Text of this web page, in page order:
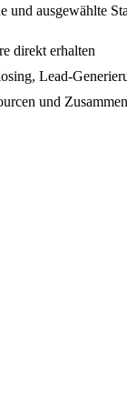
und ausgewählte
direkt erhalten
Lead-
und